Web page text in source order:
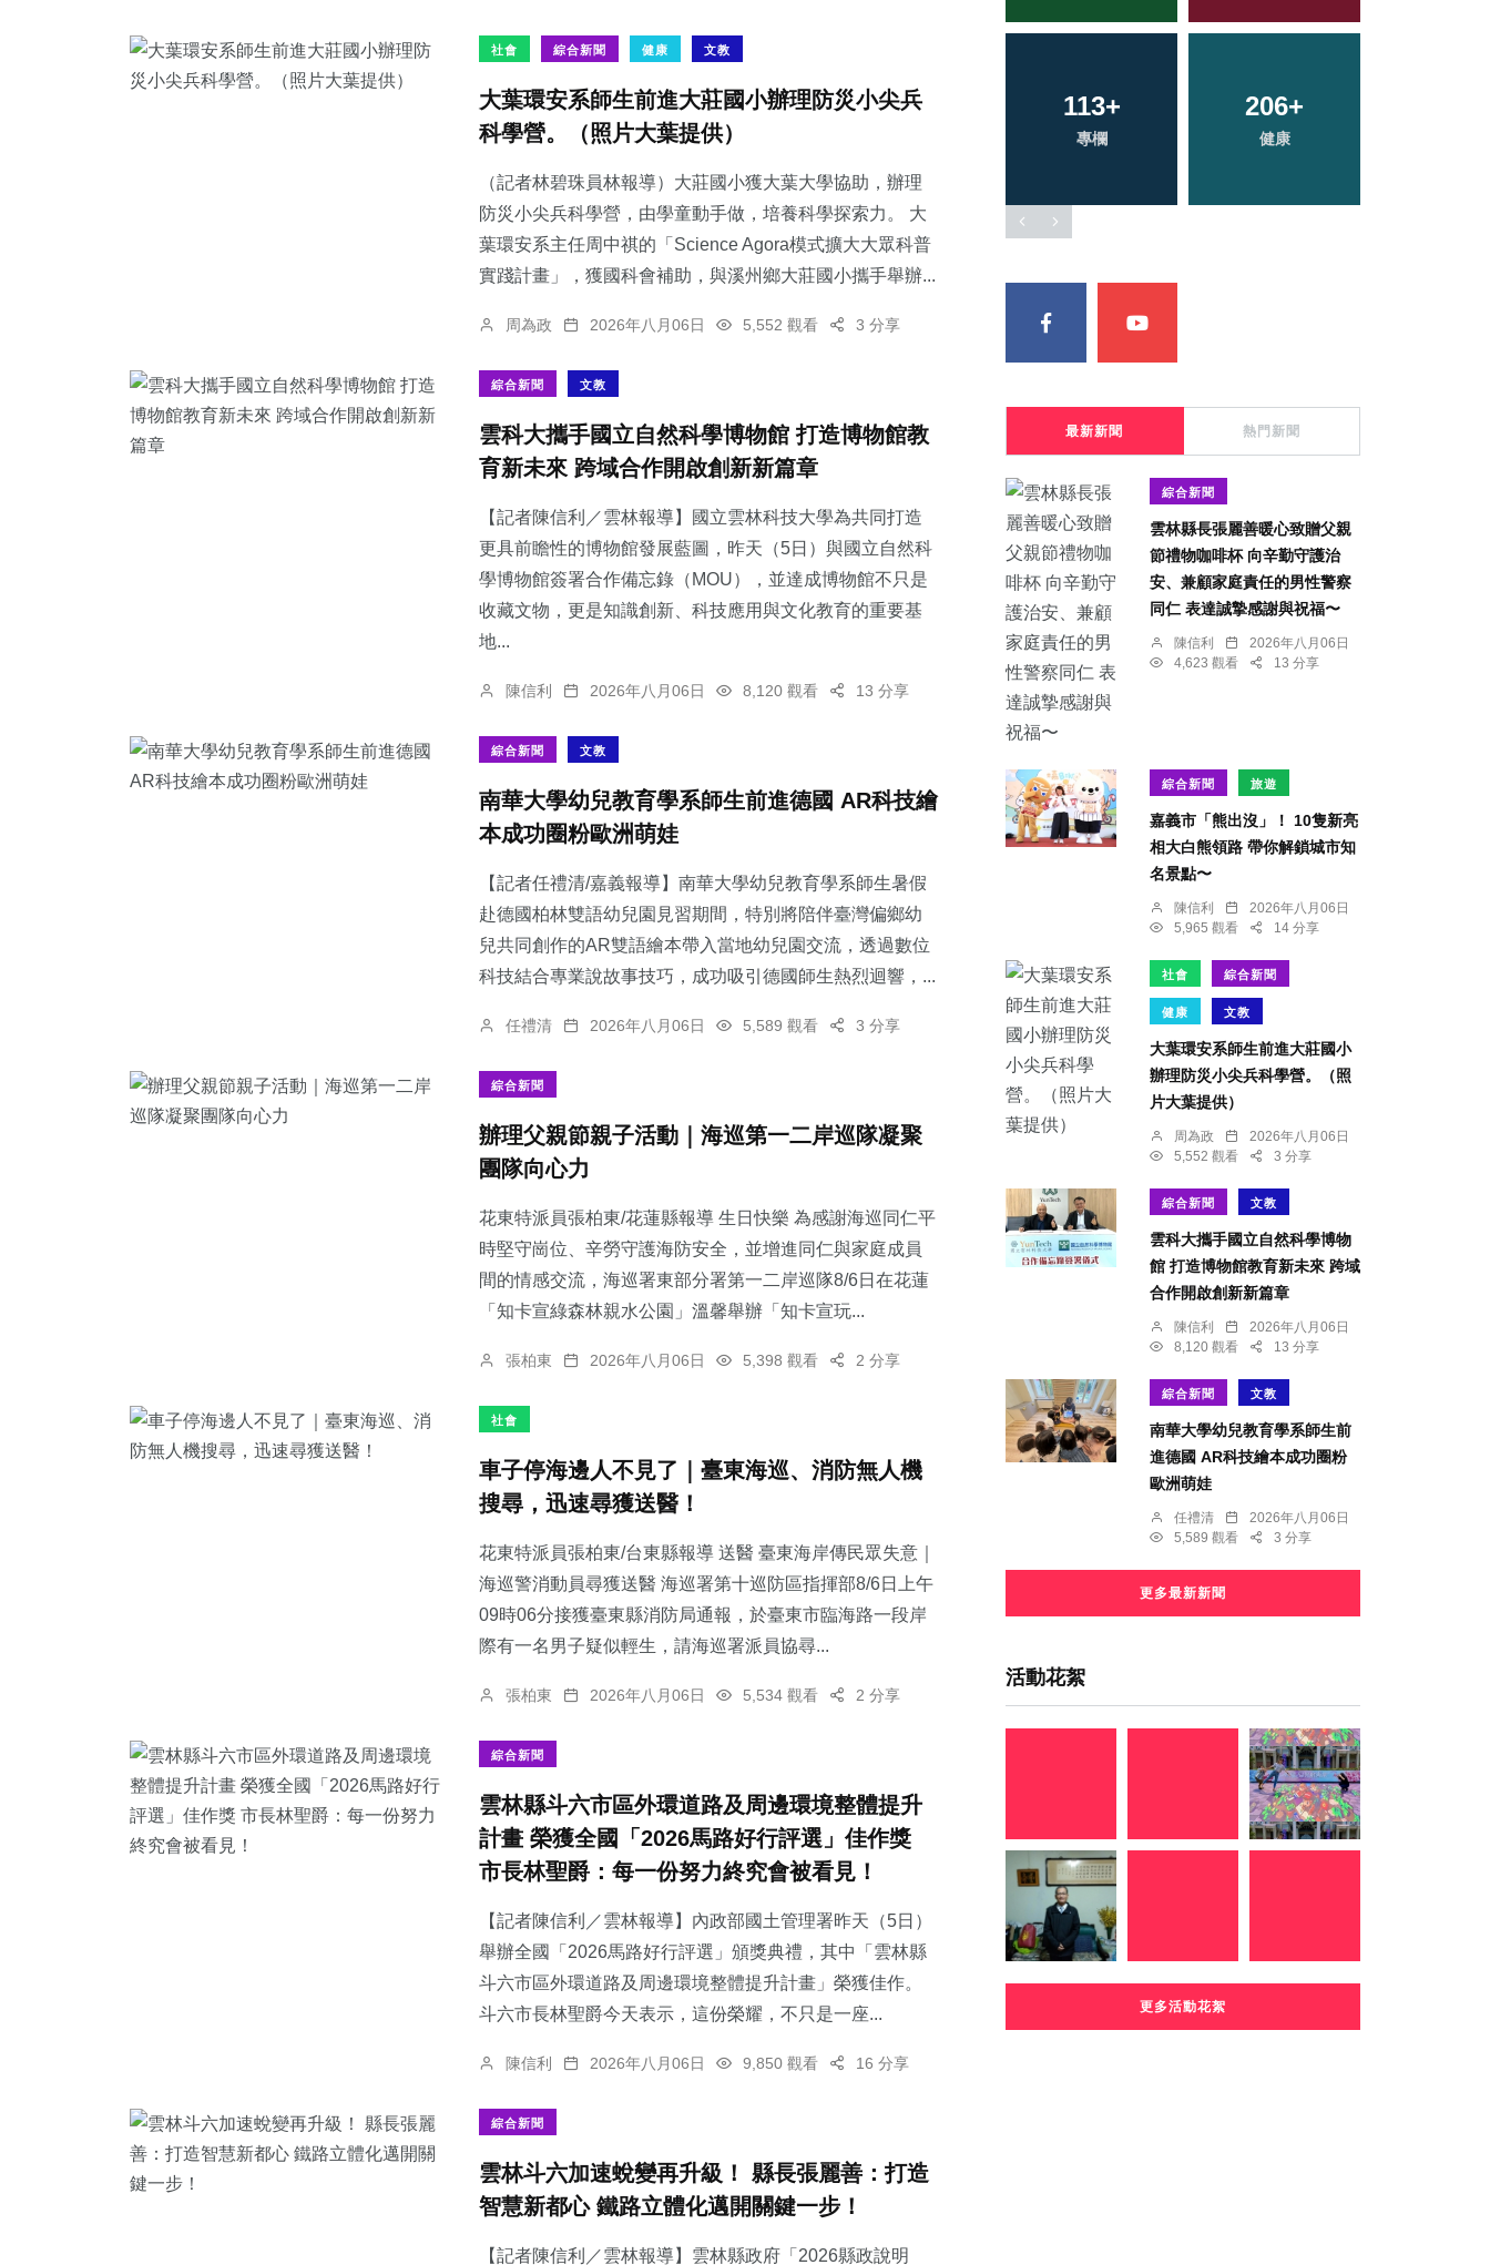
社會 綜合新聞 健康 文教
大葉環安系師生前進大莊國小辦理防災小尖兵
科學營。（照片大葉提供）
（記者林碧珠員林報導）大莊國小獲大葉大學協助，辦理
防災小尖兵科學營，由學童動手做，培養科學探索力。 大
葉環安系主任周中祺的「Science Agora模式擴大大眾科普
實踐計畫」，獲國科會補助，與溪州鄉大莊國小攜手舉辦...
周為政 2026年八月06日 5,552 觀看 3 分享
綜合新聞 文教
雲科大攜手國立自然科學博物館 打造博物館教
育新未來 跨域合作開啟創新新篇章
【記者陳信利／雲林報導】國立雲林科技大學為共同打造
更具前瞻性的博物館發展藍圖，昨天（5日）與國立自然科
學博物館簽署合作備忘錄（MOU），並達成博物館不只是
收藏文物，更是知識創新、科技應用與文化教育的重要基
地...
陳信利 2026年八月06日 8,120 觀看 13 分享
綜合新聞 文教
南華大學幼兒教育學系師生前進德國 AR科技繪
本成功圈粉歐洲萌娃
【記者任禮清/嘉義報導】南華大學幼兒教育學系師生暑假
赴德國柏林雙語幼兒園見習期間，特別將陪伴臺灣偏鄉幼
兒共同創作的AR雙語繪本帶入當地幼兒園交流，透過數位
科技結合專業說故事技巧，成功吸引德國師生熱烈迴響，...
任禮清 2026年八月06日 5,589 觀看 3 分享
綜合新聞
辦理父親節親子活動｜海巡第一二岸巡隊凝聚
團隊向心力
花東特派員張柏東/花蓮縣報導 生日快樂 為感謝海巡同仁平
時堅守崗位、辛勞守護海防安全，並增進同仁與家庭成員
間的情感交流，海巡署東部分署第一二岸巡隊8/6日在花蓮
「知卡宣綠森林親水公園」溫馨舉辦「知卡宣玩...
張柏東 2026年八月06日 5,398 觀看 2 分享
社會
車子停海邊人不見了｜臺東海巡、消防無人機
搜尋，迅速尋獲送醫！
花東特派員張柏東/台東縣報導 送醫 臺東海岸傳民眾失意｜
海巡警消動員尋獲送醫 海巡署第十巡防區指揮部8/6日上午
09時06分接獲臺東縣消防局通報，於臺東市臨海路一段岸
際有一名男子疑似輕生，請海巡署派員協尋...
張柏東 2026年八月06日 5,534 觀看 2 分享
綜合新聞
雲林縣斗六市區外環道路及周邊環境整體提升
計畫 榮獲全國「2026馬路好行評選」佳作獎
市長林聖爵：每一份努力終究會被看見！
【記者陳信利／雲林報導】內政部國土管理署昨天（5日）
舉辦全國「2026馬路好行評選」頒獎典禮，其中「雲林縣
斗六市區外環道路及周邊環境整體提升計畫」榮獲佳作。
斗六市長林聖爵今天表示，這份榮耀，不只是一座...
陳信利 2026年八月06日 9,850 觀看 16 分享
綜合新聞
雲林斗六加速蛻變再升級！ 縣長張麗善：打造
智慧新都心 鐵路立體化邁開關鍵一步！
【記者陳信利／雲林報導】雲林縣政府「2026縣政說明
113+
專欄
206+
健康
696+
綜合新聞
388+
社會
最新新聞 熱門新聞
綜合新聞
雲林縣長張麗善暖心致贈父親
節禮物咖啡杯 向辛勤守護治
安、兼顧家庭責任的男性警察
同仁 表達誠摯感謝與祝福〜
陳信利
2026年八月06日
4,623 觀看
13 分享
綜合新聞 旅遊
嘉義市「熊出沒」！ 10隻新亮
相大白熊領路 帶你解鎖城市知
名景點〜
陳信利
2026年八月06日
5,965 觀看
14 分享
社會 綜合新聞
健康 文教
大葉環安系師生前進大莊國小
辦理防災小尖兵科學營。（照
片大葉提供）
周為政
2026年八月06日
5,552 觀看
3 分享
綜合新聞 文教
雲科大攜手國立自然科學博物
館 打造博物館教育新未來 跨域
合作開啟創新新篇章
陳信利
2026年八月06日
8,120 觀看
13 分享
綜合新聞 文教
南華大學幼兒教育學系師生前
進德國 AR科技繪本成功圈粉
歐洲萌娃
任禮清
2026年八月06日
5,589 觀看
3 分享
更多最新新聞
活動花絮
更多活動花絮